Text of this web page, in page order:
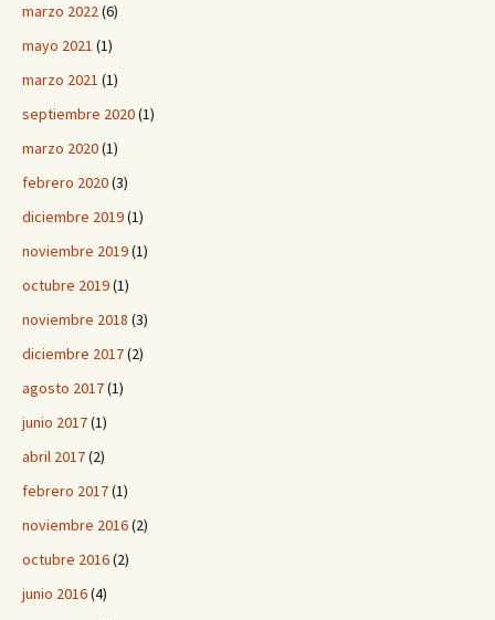
marzo 2022(6)
mayo 2021 (1)
marzo 2021 (1)
septiembre 2020(1)
marzo 2020(1)
febrero 2020(3)
diciembre 2019(1)
noviembre 2019(1)
octubre 2019(1)
noviembre 2018 (3)
diciembre 2017(2)
agosto 2017(1)
junio 2017(1)
abril 2017(2)
febrero 2017(1)
noviembre 2016(2)
octubre 2016(2)
junio 2016(4)